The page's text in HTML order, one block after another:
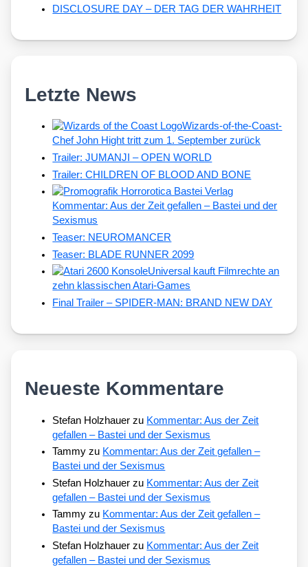
DISCLOSURE DAY – DER TAG DER WAHRHEIT
Letzte News
Wizards-of-the-Coast-
Chef John Hight tritt zum 1. September zurück
Trailer: JUMANJI – OPEN WORLD
Trailer: CHILDREN OF BLOOD AND BONE
Kommentar: Aus der Zeit gefallen – Bastei und der
Sexismus
Teaser: NEUROMANCER
Teaser: BLADE RUNNER 2099
Universal kauft Filmrechte an
zehn klassischen Atari-Games
Final Trailer – SPIDER-MAN: BRAND NEW DAY
Neueste Kommentare
Stefan Holzhauer zu Kommentar: Aus der Zeit
gefallen – Bastei und der Sexismus
Tammy zu Kommentar: Aus der Zeit gefallen –
Bastei und der Sexismus
Stefan Holzhauer zu Kommentar: Aus der Zeit
gefallen – Bastei und der Sexismus
Tammy zu Kommentar: Aus der Zeit gefallen –
Bastei und der Sexismus
Stefan Holzhauer zu Kommentar: Aus der Zeit
gefallen – Bastei und der Sexismus